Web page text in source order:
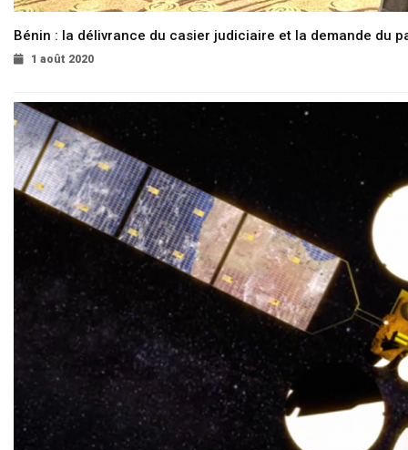
Bénin : la délivrance du casier judiciaire et la demande du
1 août 2020